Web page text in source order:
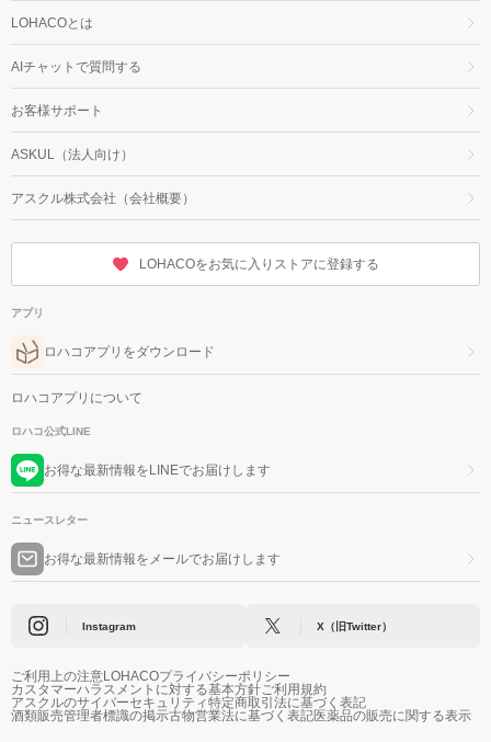
LOHACOとは
AIチャットで質問する
お客様サポート
ASKUL（法人向け）
アスクル株式会社（会社概要）
LOHACOをお気に入りストアに登録する
アプリ
ロハコアプリをダウンロード
ロハコアプリについて
ロハコ公式LINE
お得な最新情報をLINEでお届けします
ニュースレター
お得な最新情報をメールでお届けします
Instagram X（旧Twitter）
ご利用上の注意LOHACOプライバシーポリシー
カスタマーハラスメントに対する基本方針ご利用規約
アスクルのサイバーセキュリティ特定商取引法に基づく表記
酒類販売管理者標識の掲示古物営業法に基づく表記医薬品の販売に関する表示